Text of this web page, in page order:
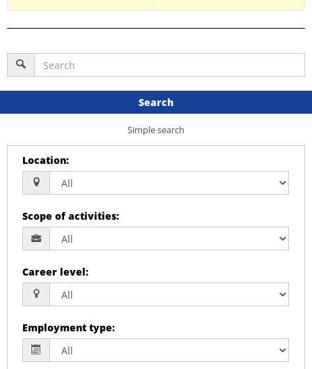
Search
Simple search
Location:
Scope of activities:
Career level:
Employment type: